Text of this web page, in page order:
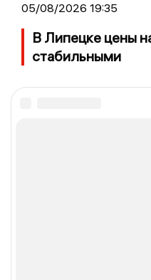
05/08/2026 19:35
В Липецке цены
стабильными